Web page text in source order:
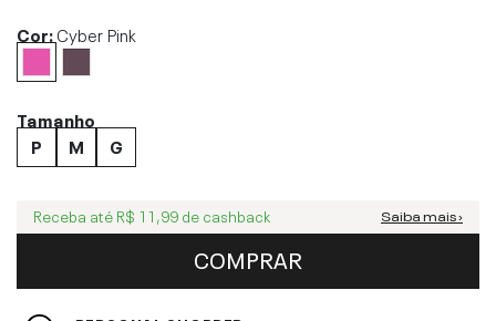
Cor:Cyber Pink
Tamanho
P
M G
Receba até R$ 11,99 de cashback Saiba mais ›
COMPRAR